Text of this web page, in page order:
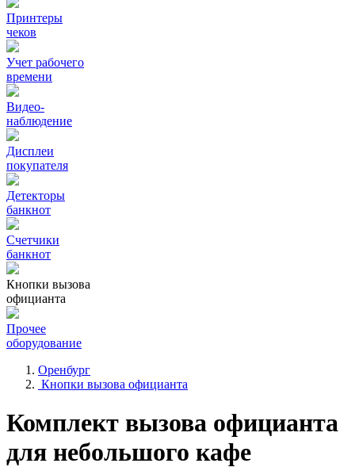
Принтеры
чеков
Учет рабочего
времени
Видео‑
наблюдение
Дисплеи
покупателя
Детекторы
банкнот
Счетчики
банкнот
Кнопки вызова
официанта
Прочее
оборудование
Оренбург
Кнопки вызова официанта
Комплект вызова официанта
для небольшого кафе